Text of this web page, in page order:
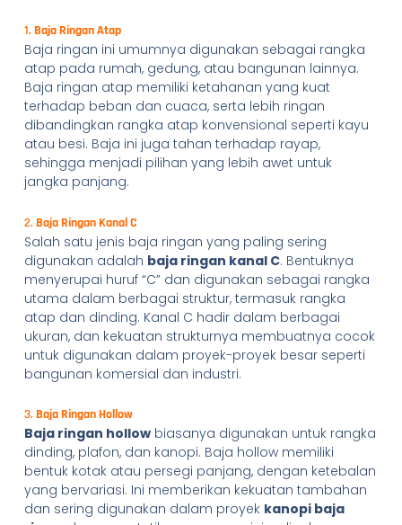
1. Baja Ringan Atap
Baja ringan ini umumnya digunakan sebagai rangka
atap pada rumah, gedung, atau bangunan lainnya.
Baja ringan atap memiliki ketahanan yang kuat
terhadap beban dan cuaca, serta lebih ringan
dibandingkan rangka atap konvensional seperti kayu
atau besi. Baja ini juga tahan terhadap rayap,
sehingga menjadi pilihan yang lebih awet untuk
jangka panjang.
2. Baja Ringan Kanal C
Salah satu jenis baja ringan yang paling sering
digunakan adalah baja ringan kanal C. Bentuknya
menyerupai huruf “C” dan digunakan sebagai rangka
utama dalam berbagai struktur, termasuk rangka
atap dan dinding. Kanal C hadir dalam berbagai
ukuran, dan kekuatan strukturnya membuatnya cocok
untuk digunakan dalam proyek-proyek besar seperti
bangunan komersial dan industri.
3. Baja Ringan Hollow
Baja ringan hollowbiasanya digunakan untuk rangka
dinding, plafon, dan kanopi. Baja hollow memiliki
bentuk kotak atau persegi panjang, dengan ketebalan
yang bervariasi. Ini memberikan kekuatan tambahan
dan sering digunakan dalam proyek kanopi baja